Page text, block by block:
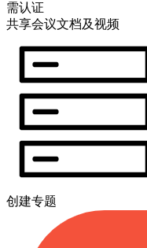
需认证
共享会议文档及视频
创建专题